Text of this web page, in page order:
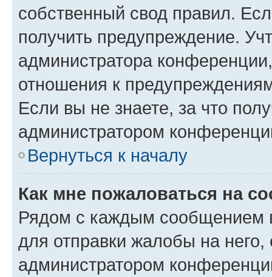
собственный свод правил.
получить предупреждение.
администратора
отношения к
Если вы не знаете, за что
администратором
Вернуться к началу
Как мне пожаловаться на
Рядом с каждым сообщением
для отправки жалобы на
администратором